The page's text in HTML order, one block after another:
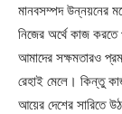
মানবসম্পদ উন্নয়নের
নিজের অর্থে কাজ
আমাদের সক্ষমতারও
রেহাই মেলে। কিন্তু
আয়ের দেশের সারিতে